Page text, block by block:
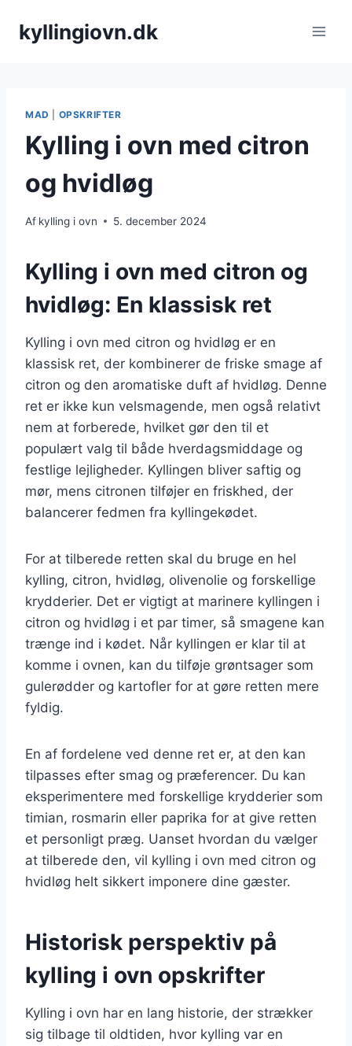
kyllingiovn.dk
MAD OPSKRIFTER
Kylling i ovn med citron
og hvidløg
Af kylling i ovn 5. december 2024
Kylling i ovn med citron og
hvidløg: En klassisk ret
Kylling i ovn med citron og hvidløg er en
klassisk ret, der kombinerer de friske smage af
citron og den aromatiske duft af hvidløg. Denne
ret er ikke kun velsmagende, men også relativt
nem at forberede, hvilket gør den til et
populært valg til både hverdagsmiddage og
festlige lejligheder. Kyllingen bliver saftig og
mør, mens citronen tilføjer en friskhed, der
balancerer fedmen fra kyllingekødet.
For at tilberede retten skal du bruge en hel
kylling, citron, hvidløg, olivenolie og forskellige
krydderier. Det er vigtigt at marinere kyllingen i
citron og hvidløg i et par timer, så smagene kan
trænge ind i kødet. Når kyllingen er klar til at
komme i ovnen, kan du tilføje grøntsager som
gulerødder og kartofler for at gøre retten mere
fyldig.
En af fordelene ved denne ret er, at den kan
tilpasses efter smag og præferencer. Du kan
eksperimentere med forskellige krydderier som
timian, rosmarin eller paprika for at give retten
et personligt præg. Uanset hvordan du vælger
at tilberede den, vil kylling i ovn med citron og
hvidløg helt sikkert imponere dine gæster.
Historisk perspektiv på
kylling i ovn opskrifter
Kylling i ovn har en lang historie, der strækker
sig tilbage til oldtiden, hvor kylling var en